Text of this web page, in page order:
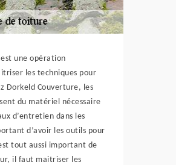
une opération
les techniques pour
Dorkeld Couverture, les
du matériel nécessaire
d’entretien dans les
d’avoir les outils pour
tout aussi important de
il faut maitriser les